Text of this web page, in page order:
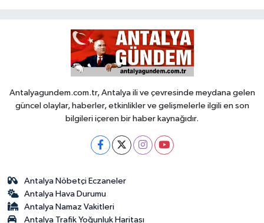
Antalyagundem.com.tr, Antalya ili ve çevresinde meydana gelen
güncel olaylar, haberler, etkinlikler ve gelişmelerle ilgili en son
bilgileri içeren bir haber kaynağıdır.
Antalya Nöbetçi Eczaneler
Antalya Hava Durumu
Antalya Namaz Vakitleri
Antalya Trafik Yoğunluk Haritası